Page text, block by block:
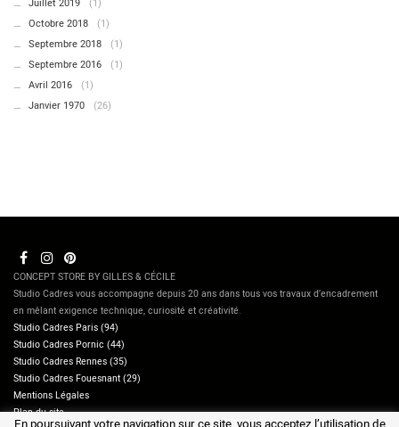
Juillet 2019
(1)
Octobre 2018
(1)
Septembre 2018
(1)
Septembre 2016
(1)
Avril 2016
(1)
Janvier 1970
(26)
CONCEPT STORE BY GILLES & CÉCILE
Studio Cadres vous accompagne depuis 20 ans dans tous vos travaux d’encadrement
en mêlant exigence technique, curiosité et créativité.
Studio Cadres Paris (94)
Studio Cadres Pornic (44)
Studio Cadres Rennes (35)
Studio Cadres Fouesnant (29)
Mentions Légales
Plan du site